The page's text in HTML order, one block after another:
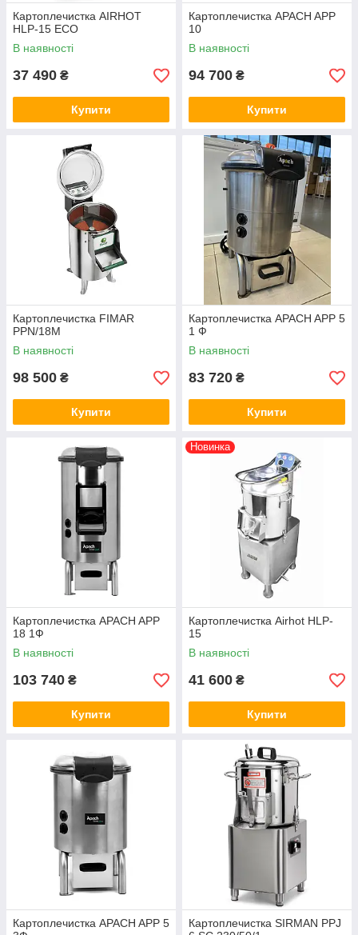
Картоплечистка AIRHOT
HLP-15 ECO
В наявності
37 490 ₴
Купити
Картоплечистка APACH APP
10
В наявності
94 700 ₴
Купити
Картоплечистка FIMAR
PPN/18М
В наявності
98 500 ₴
Купити
Картоплечистка APACH APP 5
1 Ф
В наявності
83 720 ₴
Купити
Картоплечистка APACH APP
18 1Ф
В наявності
103 740 ₴
Купити
Новинка
Картоплечистка Airhot HLP-
15
В наявності
41 600 ₴
Купити
Картоплечистка APACH APP 5
Картоплечистка SIRMAN PPJ